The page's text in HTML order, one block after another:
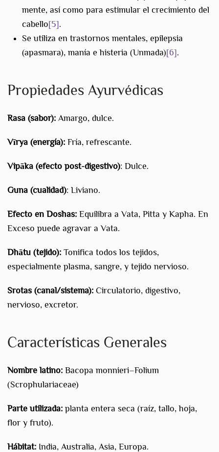
mente, así como para estimular el crecimiento del
cabello[5].
Se utiliza en trastornos mentales, epilepsia
(apasmara), manía e histeria (Unmada)[6].
Propiedades Ayurvédicas
Rasa (sabor): Amargo, dulce.
Vīrya (energía): Fría, refrescante.
Vipāka (efecto post-digestivo): Dulce.
Guna (cualidad): Liviano.
Efecto en Doshas: Equilibra a Vata, Pitta y Kapha. En
Exceso puede agravar a Vata.
Dhātu (tejido): Tonifica todos los tejidos,
especialmente plasma, sangre, y tejido nervioso.
Srotas (canal/sistema): Circulatorio, digestivo,
nervioso, excretor.
Características Generales
Nombre latino: Bacopa monnieri–Folium
(Scrophulariaceae)
Parte utilizada: planta entera seca (raíz, tallo, hoja,
flor y fruto).
Hábitat: India, Australia, Asia, Europa.